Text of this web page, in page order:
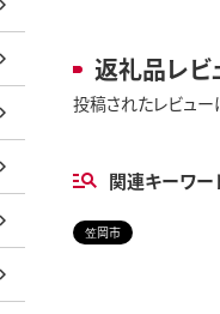
返礼品レビ
投稿されたレビュー
関連キーワー
笠岡市